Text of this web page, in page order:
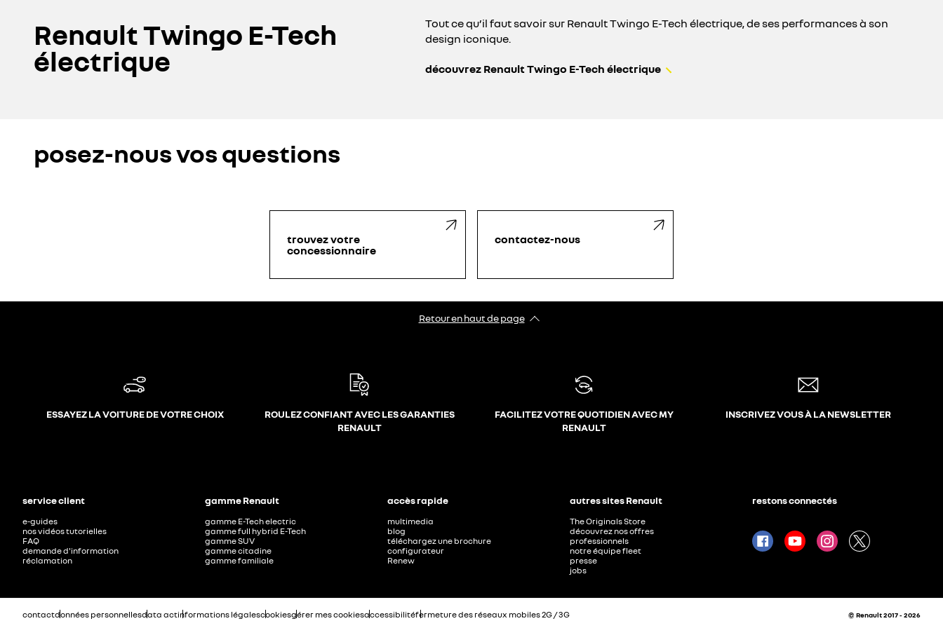
Renault Twingo E-Tech
électrique
Tout ce qu’il faut savoir sur Renault Twingo E-Tech électrique, de ses performances à son
design iconique.
découvrez Renault Twingo E-Tech électrique
posez-nous vos questions
trouvez votre
concessionnaire
contactez-nous
Retour en haut de page
ESSAYEZ LA VOITURE DE VOTRE CHOIX
ROULEZ CONFIANT AVEC LES GARANTIES
RENAULT
FACILITEZ VOTRE QUOTIDIEN AVEC MY
RENAULT
INSCRIVEZ VOUS À LA NEWSLETTER
service client
e-guides
nos vidéos tutorielles
FAQ
demande d'information
réclamation
gamme Renault
gamme E-Tech electric
gamme full hybrid E-Tech
gamme SUV
gamme citadine
gamme familiale
accès rapide
multimedia
blog
téléchargez une brochure
configurateur
Renew
autres sites Renault
The Originals Store
découvrez nos offres
professionnels
notre équipe fleet
presse
jobs
restons connectés
contactdonnées personnellesdata actinformations légalescookiesgérer mes cookiesaccessibilitéfermeture des réseaux mobiles 2G / 3G © Renault 2017 - 2026